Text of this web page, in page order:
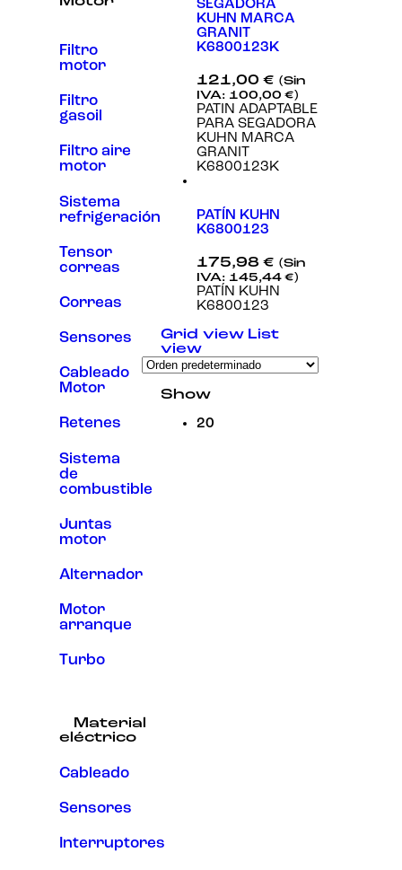
Filtro
motor
Filtro
gasoil
Filtro aire
motor
Sistema
refrigeración
Tensor
correas
Correas
Sensores
Cableado
Motor
Retenes
Sistema
de
combustible
Juntas
motor
Alternador
Motor
arranque
Turbo
Material
eléctrico
Cableado
Sensores
Interruptores
SEGADORA
KUHN MARCA
GRANIT
K6800123K
121,00€ (Sin
IVA: 100,00€)
PATIN ADAPTABLE
PARA SEGADORA
KUHN MARCA
GRANIT
K6800123K
PATÍN KUHN
K6800123
175,98€ (Sin
IVA: 145,44€)
PATÍN KUHN
K6800123
Grid view List
view
Show
20
Experiencia
Para que
funcione lo
mejor posible
durante tu
visita. Si
rechaza estas
cookies,
funcionalidades
desaparecerán
de la web.
Al compartir tus
comportamiento
mientras visitas
aumentas la
posibilidad de
ofertas
personalizados.